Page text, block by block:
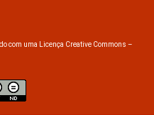
com uma Licença Creative Commons –